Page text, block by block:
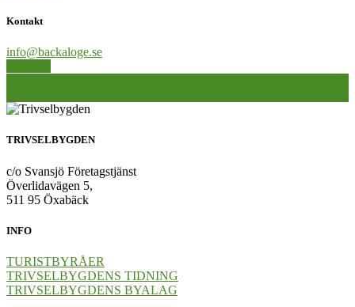
Kontakt
info@backaloge.se
TRIVSELBYGDEN
c/o Svansjö Företagstjänst
Överlidavägen 5,
511 95 Öxabäck
INFO
TURISTBYRÅER
TRIVSELBYGDENS TIDNING
TRIVSELBYGDENS BYALAG